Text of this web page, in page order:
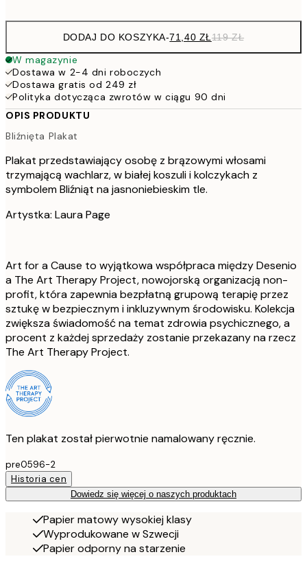
DODAJ DO KOSZYKA-71,40 ZŁ 119 ZŁ
W magazynie
Dostawa w 2-4 dni roboczych
Dostawa gratis od 249 zł
Polityka dotycząca zwrotów w ciągu 90 dni
OPIS PRODUKTU
Bliźnięta Plakat
Plakat przedstawiający osobę z brązowymi włosami
trzymającą wachlarz, w białej koszuli i kolczykach z
symbolem Bliźniąt na jasnoniebieskim tle.
Artystka: Laura Page
Art for a Cause to wyjątkowa współpraca między Desenio
a The Art Therapy Project, nowojorską organizacją non-
profit, która zapewnia bezpłatną grupową terapię przez
sztukę w bezpiecznym i inkluzywnym środowisku. Kolekcja
zwiększa świadomość na temat zdrowia psychicznego, a
procent z każdej sprzedaży zostanie przekazany na rzecz
The Art Therapy Project.
Ten plakat został pierwotnie namalowany ręcznie.
pre0596-2
Historia cen
Dowiedz się więcej o naszych produktach
Papier matowy wysokiej klasy
Wyprodukowane w Szwecji
Papier odporny na starzenie